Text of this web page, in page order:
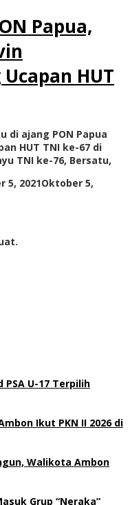
Papua,
HUT
di ajang PON Papua
HUT TNI ke-67 di
TNI ke-76, Bersatu,
5, 2021Oktober 5,
PSA U-17 Terpilih
Ikut PKN II 2026 di
Walikota Ambon
Grup “Neraka”